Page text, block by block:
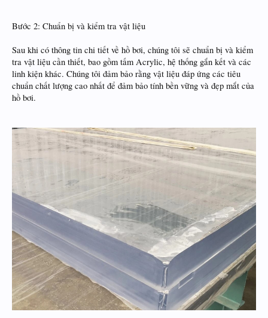
Bước 2: Chuẩn bị và kiểm tra vật liệu
Sau khi có thông tin chi tiết về hồ bơi, chúng tôi sẽ chuẩn bị và kiểm
tra vật liệu cần thiết, bao gồm tấm Acrylic, hệ thống gắn kết và các
linh kiện khác. Chúng tôi đảm bảo rằng vật liệu đáp ứng các tiêu
chuẩn chất lượng cao nhất để đảm bảo tính bền vững và đẹp mắt của
hồ bơi.